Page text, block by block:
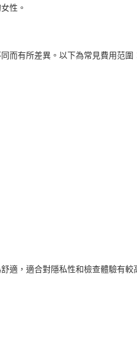
性。
有所差異。以下為常見費用范圍
，適合對隱私性和檢查體驗有較